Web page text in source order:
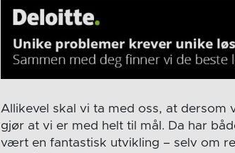
Allikevel skal vi ta med oss, at dersom
gjør at vi er med helt til mål. Da har
vært en fantastisk utvikling – selv om